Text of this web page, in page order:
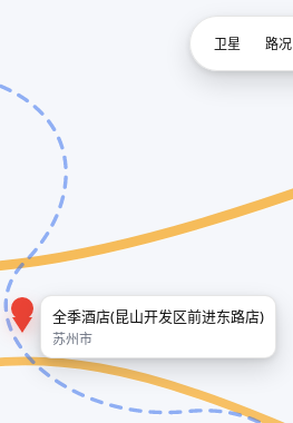
全季酒店(昆山开发区前进东路店)
苏州市
卫星 路况